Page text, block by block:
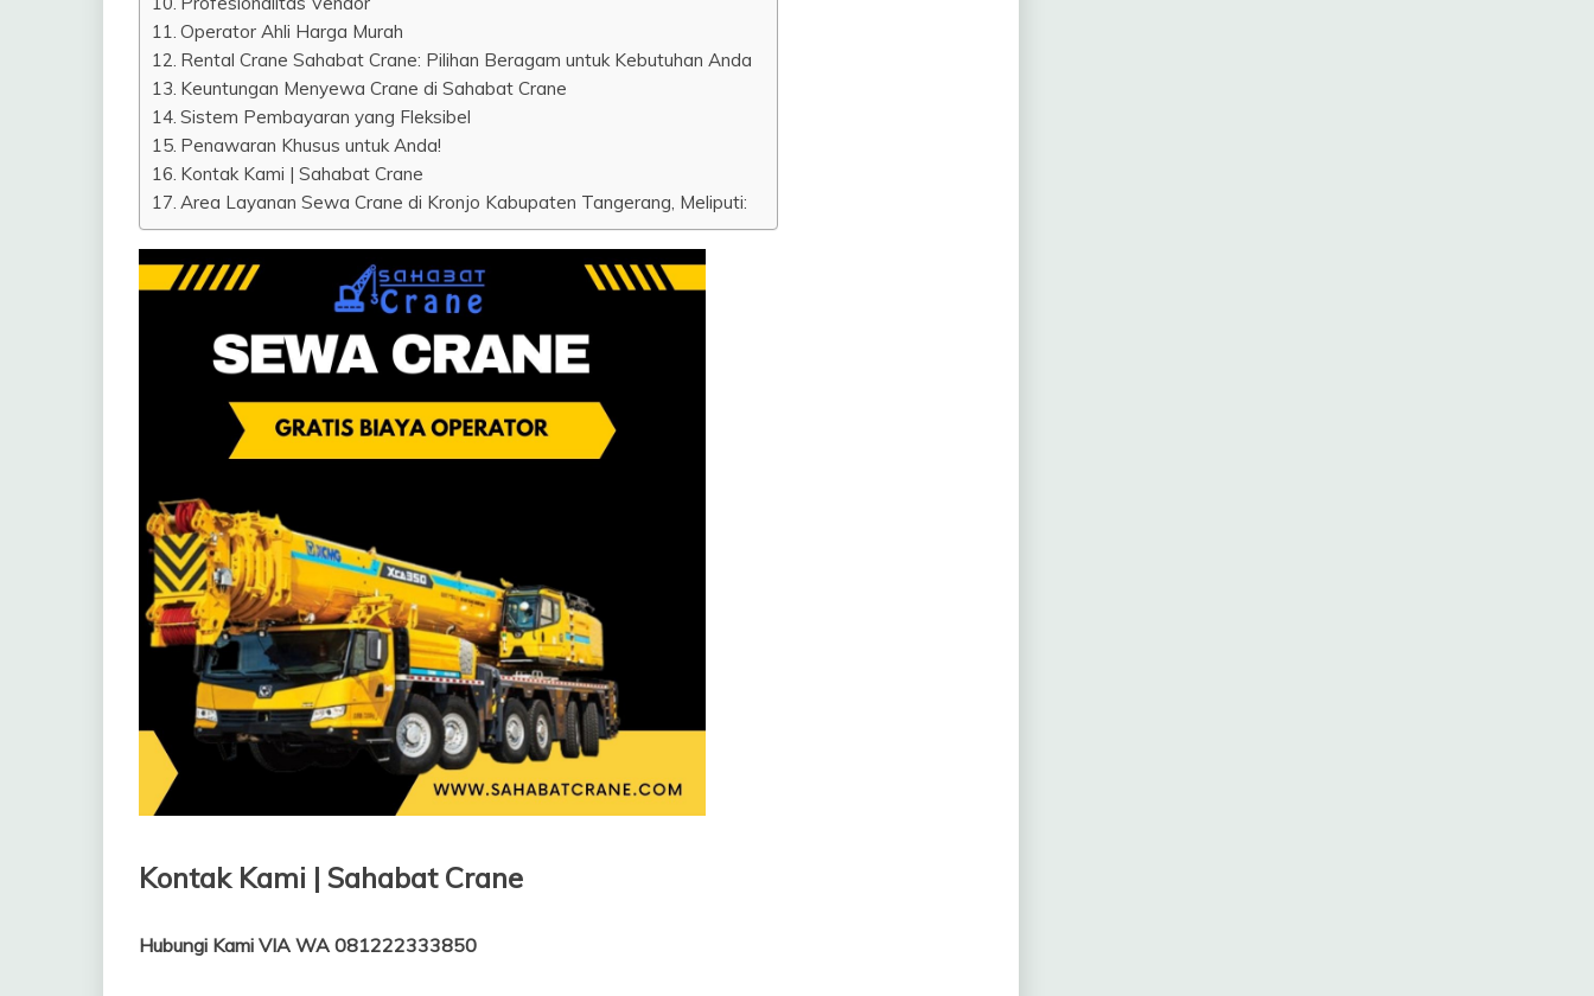
Operator Ahli Harga Murah
Rental Crane Sahabat Crane: Pilihan Beragam untuk Kebutuhan Anda
Keuntungan Menyewa Crane di Sahabat Crane
Sistem Pembayaran yang Fleksibel
Penawaran Khusus untuk Anda!
Kontak Kami | Sahabat Crane
Area Layanan Sewa Crane di Kronjo Kabupaten Tangerang, Meliputi:
Kontak Kami | Sahabat Crane
Hubungi Kami VIA WA 081222333850